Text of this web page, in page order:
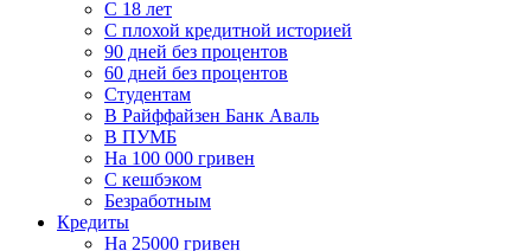
C 18 лет
С плохой кредитной историей
90 дней без процентов
60 дней без процентов
Студентам
В Райффайзен Банк Аваль
В ПУМБ
На 100 000 гривен
С кешбэком
Безработным
Кредиты
На 25000 гривен